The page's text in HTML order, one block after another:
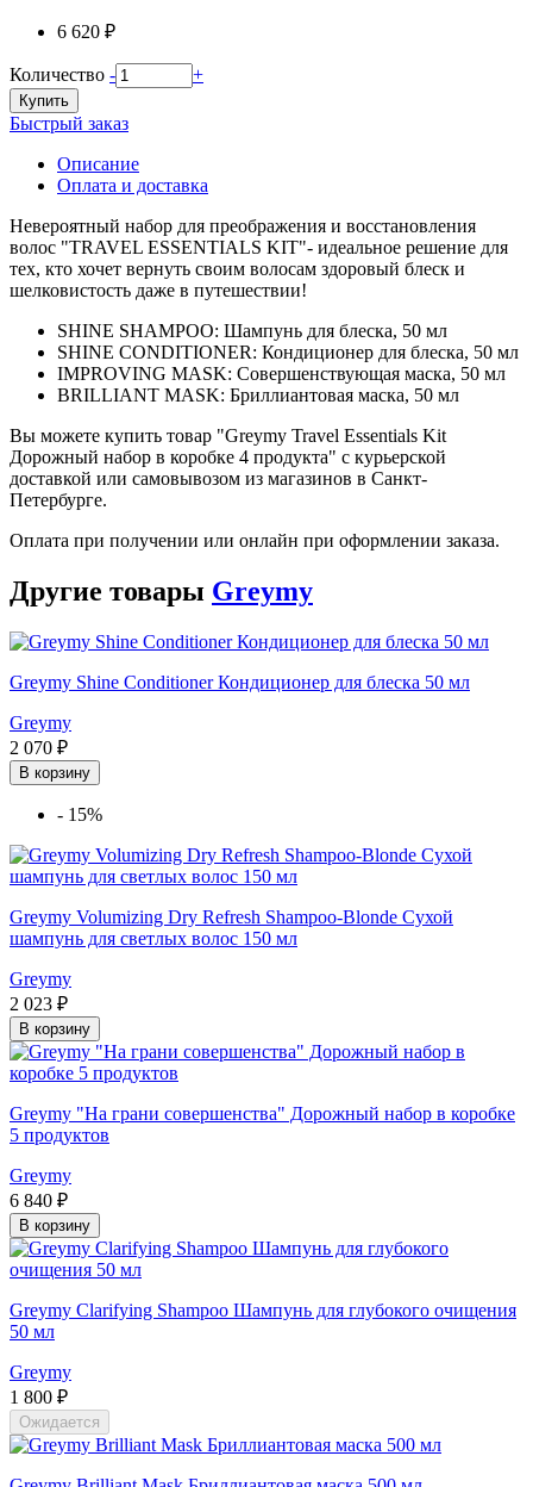
6 620 ₽
Количество - +
Купить
Быстрый заказ
Описание
Оплата и доставка
Невероятный набор для преображения и восстановления
волос "TRAVEL ESSENTIALS KIT"- идеальное решение для
тех, кто хочет вернуть своим волосам здоровый блеск и
шелковистость даже в путешествии!
SHINE SHAMPOO: Шампунь для блеска, 50 мл
SHINE CONDITIONER: Кондиционер для блеска, 50 мл
IMPROVING MASK: Совершенствующая маска, 50 мл
BRILLIANT MASK: Бриллиантовая маска, 50 мл
Вы можете купить товар "Greymy Travel Essentials Kit
Дорожный набор в коробке 4 продукта" с курьерской
доставкой или самовывозом из магазинов в Санкт-
Петербурге.
Оплата при получении или онлайн при оформлении заказа.
Другие товары Greymy
Greymy Shine Conditioner Кондиционер для блеска 50 мл
Greymy
2 070 ₽
В корзину
- 15%
Greymy Volumizing Dry Refresh Shampoo-Blonde Сухой
шампунь для светлых волос 150 мл
Greymy
2 023 ₽
В корзину
Greymy "На грани совершенства" Дорожный набор в коробке
5 продуктов
Greymy
6 840 ₽
В корзину
Greymy Clarifying Shampoo Шампунь для глубокого очищения
50 мл
Greymy
1 800 ₽
Ожидается